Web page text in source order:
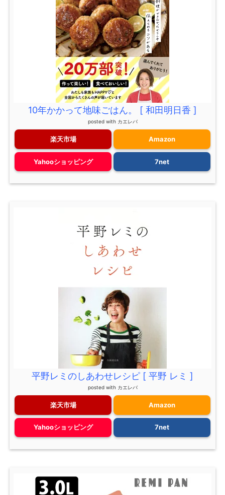
10年かかって地味ごはん。 [ 和田明日香 ]
posted with カエレバ
楽天市場 Amazon
Yahooショッピング 7net
平野レミのしあわせレシピ [ 平野 レミ ]
posted with カエレバ
楽天市場 Amazon
Yahooショッピング 7net